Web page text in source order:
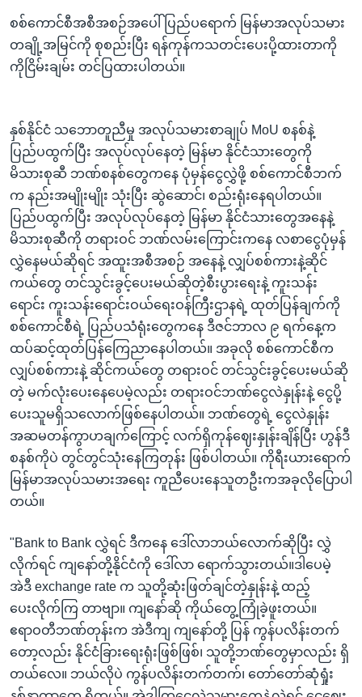
စစ်ကောင်စီအစီအစဉ်အပေါ် ပြည်ပရောက် မြန်မာအလုပ်သမား
တချို့အမြင်ကို စုစည်းပြီး ရန်ကုန်ကသတင်းပေးပို့ထားတာကို
ကိုငြိမ်းချမ်း တင်ပြထားပါတယ်။
နှစ်နိုင်ငံ သဘောတူညီမှု အလုပ်သမားစာချုပ် MoU စနစ်နဲ့
ပြည်ပထွက်ပြီး အလုပ်လုပ်နေတဲ့ မြန်မာ နိုင်ငံသားတွေကို
မိသားစုဆီ ဘဏ်စနစ်တွေကနေ ပုံမှန်ငွေလွှဲဖို့ စစ်ကောင်စီဘက်
က နည်းအမျိုးမျိုး သုံးပြီး ဆွဲဆောင်၊ စည်းရုံးနေရပါတယ်။
ပြည်ပထွက်ပြီး အလုပ်လုပ်နေတဲ့ မြန်မာ နိုင်ငံသားတွေအနေနဲ့
မိသားစုဆီကို တရားဝင် ဘဏ်လမ်းကြောင်းကနေ လစာငွေပုံမှန်
လွှဲနေမယ်ဆိုရင် အထူးအစီအစဉ် အနေနဲ့ လျှပ်စစ်ကားနဲ့ဆိုင်
ကယ်တွေ တင်သွင်းခွင့်ပေးမယ်ဆိုတဲ့စီးပွားရေးနဲ့ ကူးသန်း
ရောင်း ကူးသန်းရောင်းဝယ်ရေးဝန်ကြီးဌာနရဲ့ ထုတ်ပြန်ချက်ကို
စစ်ကောင်စီရဲ့ ပြည်ပသံရုံးတွေကနေ ဒီဇင်ဘာလ ၉ ရက်နေ့က
ထပ်ဆင့်ထုတ်ပြန်ကြေညာနေပါတယ်။ အခုလို စစ်ကောင်စီက
လျှပ်စစ်ကားနဲ့ ဆိုင်ကယ်တွေ တရားဝင် တင်သွင်းခွင့်ပေးမယ်ဆို
တဲ့ မက်လုံးပေးနေပေမဲ့လည်း တရားဝင်ဘဏ်ငွေလဲနှုန်းနဲ့ ငွေပို့
ပေးသူမရှိသလောက်ဖြစ်နေပါတယ်။ ဘဏ်တွေရဲ့ ငွေလဲနှုန်း
အဆမတန်ကွာဟချက်ကြောင့် လက်ရှိကုန်ဈေးနှုန်းချိန်ပြီး ဟွန်ဒီ
စနစ်ကိုပဲ တွင်တွင်သုံးနေကြတုန်း ဖြစ်ပါတယ်။ ကိုရီးယားရောက်
မြန်မာအလုပ်သမားအရေး ကူညီပေးနေသူတဦးကအခုလိုပြောပါ
တယ်။
"Bank to Bank လွှဲရင် ဒီကနေ ဒေါ်လာဘယ်လောက်ဆိုပြီး လွှဲ
လိုက်ရင် ကျနော်တို့နိုင်ငံကို ဒေါ်လာ ရောက်သွားတယ်။ဒါပေမဲ့
အဲဒီ exchange rate က သူတို့ဆုံးဖြတ်ချင်တဲ့နှုန်းနဲ့ ထည့်
ပေးလိုက်ကြ တာဗျာ။ ကျနော်ဆို ကိုယ်တွေ့ကြုံခဲ့ဖူးတယ်။
ဧရာဝတီဘဏ်တုန်းက အဲဒီကျ ကျနော်တို့ ပြန် ကွန်ပလိန်းတက်
တော့လည်း နိုင်ငံခြားရေးရုံးဖြစ်ဖြစ်၊ သူတို့ဘဏ်တွေမှာလည်း ရှိ
တယ်လေ။ ဘယ်လိုပဲ ကွန်ပလိန်းတက်တက်၊ တော်တော်ဆုံရှုံး